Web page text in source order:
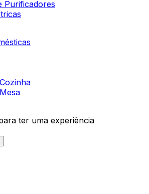
Purificadores
ter uma experiência